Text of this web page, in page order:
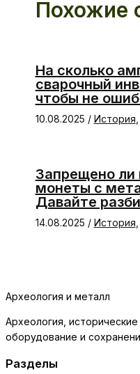
Похожие
На сколько
сварочный
чтобы не
10.08.2025 / История
Запрещено ли
монеты с
Давайте
14.08.2025 / История
Археология и металл
Археология,
оборудование и
Разделы